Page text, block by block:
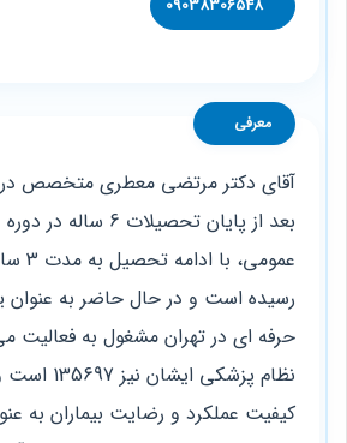
09038306548
معرفی
آقای دکتر مرتضی معطری متخصص
بعد از پایان تحصیلات 6
رسیده است و در حال حاضر به
حرفه ‌ای در تهران مشغول به فعالیت
نظام پزشکی
کیفیت عملکرد و رضایت بیماران به